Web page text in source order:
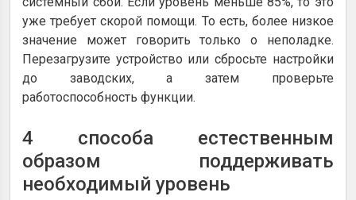
уже требует скорой помощи. То есть, более низкое
значение может говорить только о неполадке.
Перезагрузите устройство или сбросьте настройки
до заводских, а затем проверьте
работоспособность функции.
4 способа естественным
образом поддерживать
необходимый уровень